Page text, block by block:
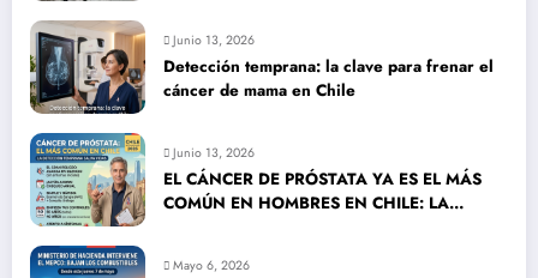
Junio 13, 2026
Detección temprana: la clave para frenar el
cáncer de mama en Chile
Junio 13, 2026
EL CÁNCER DE PRÓSTATA YA ES EL MÁS
COMÚN EN HOMBRES EN CHILE: LA
Mayo 6, 2026